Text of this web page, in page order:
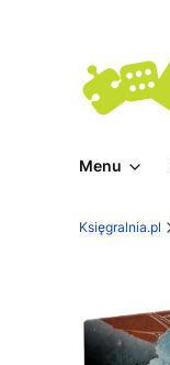
Menu
Księgralnia.pl